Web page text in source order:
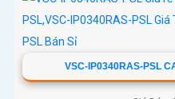
VSC-IP0340RAS-PSL